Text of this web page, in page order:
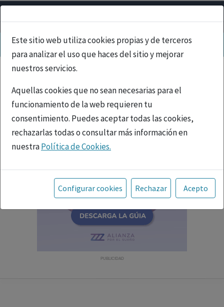
Este sitio web utiliza cookies propias y de terceros
para analizar el uso que haces del sitio y mejorar
nuestros servicios.
Aquellas cookies que no sean necesarias para el
funcionamiento de la web requieren tu
consentimiento. Puedes aceptar todas las cookies,
rechazarlas todas o consultar más información en
nuestraPolítica de Cookies.
Toda la información incluida en la Página Web está
referida a productos del mercado español y, por
tanto, dirigida a profesionales sanitarios legalmente
facultados para prescribir o dispensar medicamentos
con ejercicio profesional. La información técnica de los
fármacos se facilita a título meramente informativo,
Configurar cookies Rechazar Acepto
PUBLICIDAD